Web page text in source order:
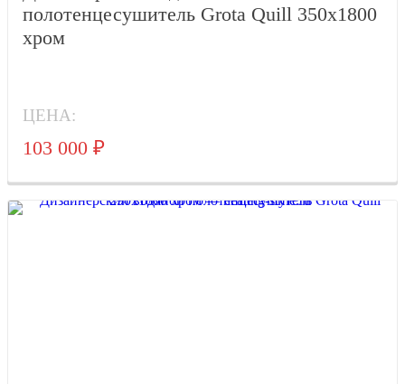
полотенцесушитель Grota Quill 350x1800
хром
ЦЕНА:
103 000 ₽